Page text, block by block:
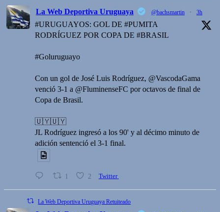
La Web Deportiva Uruguaya @bachsmartin · 3h
#URUGUAYOS: GOL DE #PUMITA
RODRÍGUEZ POR COPA DE #BRASIL
#Goluruguayo
Con un gol de José Luis Rodríguez, @VascodaGama
venció 3-1 a @FluminenseFC por octavos de final de
Copa de Brasil.
🇺🇾🇺🇾
JL Rodríguez ingresó a los 90' y al décimo minuto de
adición sentenció el 3-1 final.
1 2 Twitter
La Web Deportiva Uruguaya Retuiteado